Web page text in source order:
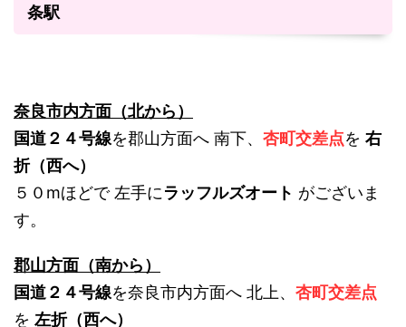
条駅
奈良市内方面（北から）
国道２４号線を郡山方面へ 南下、 杏町交差点を 右
折（西へ）
５０mほどで 左手にラッフルズオート がございま
す。
郡山方面（南から）
国道２４号線を奈良市内方面へ 北上、 杏町交差点
を 左折（西へ）